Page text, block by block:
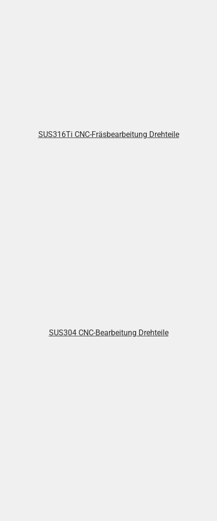
SUS316Ti CNC-Fräsbearbeitung Drehteile
SUS304 CNC-Bearbeitung Drehteile